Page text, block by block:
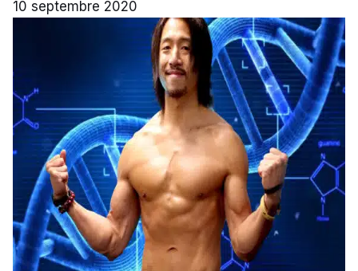
10 septembre 2020